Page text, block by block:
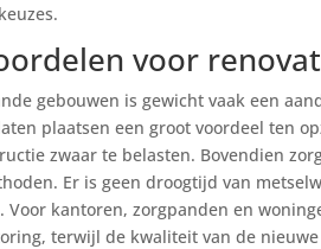
voor
gebouwen is gewicht vaak een
plaatsen een groot voordeel ten
zwaar te belasten. Bovendien
Er is geen droogtijd van
Voor kantoren, zorgpanden en
terwijl de kwaliteit van de